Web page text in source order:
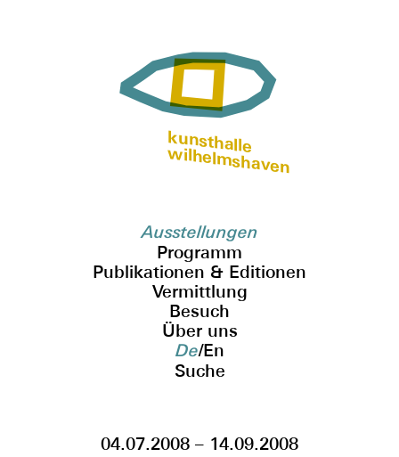
kunsthalle
wilhelmshaven
Ausstellungen
Programm
Publikationen & Editionen
Vermittlung
Besuch
Über uns
De/En
Suche
04.07.2008 – 14.09.2008